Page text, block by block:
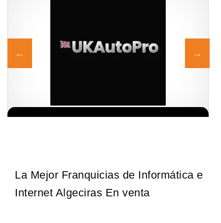
La Mejor Franquicias de Informática e
Internet Algeciras En venta